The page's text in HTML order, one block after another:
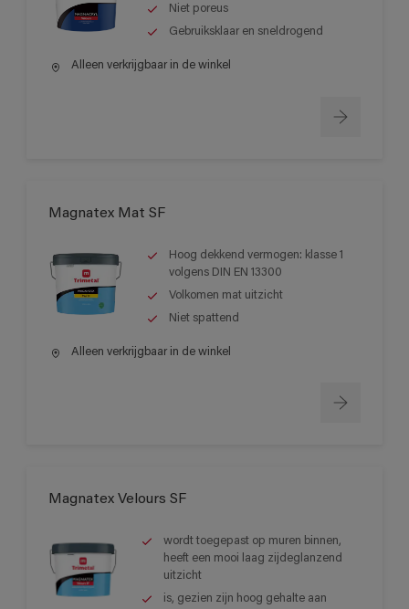
Niet poreus
Gebruiksklaar en sneldrogend
Alleen verkrijgbaar in de winkel
Magnatex Mat SF
Hoog dekkend vermogen: klasse 1
volgens DIN EN 13300
Volkomen mat uitzicht
Niet spattend
Alleen verkrijgbaar in de winkel
Magnatex Velours SF
wordt toegepast op muren binnen,
heeft een mooi laag zijdeglanzend
uitzicht
is, gezien zijn hoog gehalte aan